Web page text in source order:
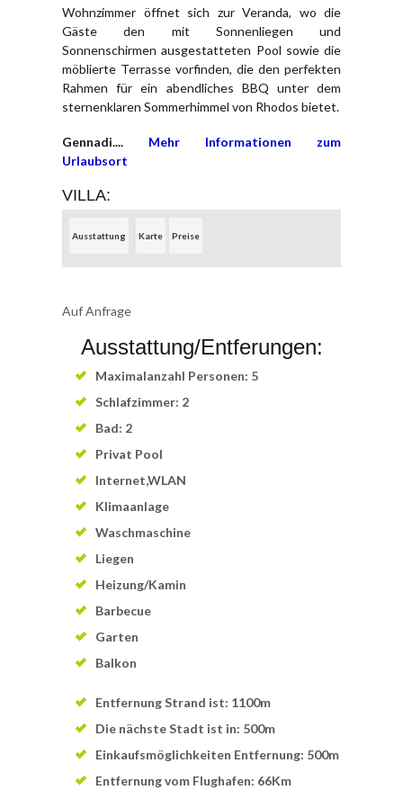
Wohnzimmer öffnet sich zur Veranda, wo die
Gäste den mit Sonnenliegen und
Sonnenschirmen ausgestatteten Pool sowie die
möblierte Terrasse vorfinden, die den perfekten
Rahmen für ein abendliches BBQ unter dem
sternenklaren Sommerhimmel von Rhodos bietet.
Gennadi.... Mehr Informationen zum
Urlaubsort
VILLA:
Ausstattung Karte Preise
Auf Anfrage
Ausstattung/Entferungen:
Maximalanzahl Personen: 5
Schlafzimmer: 2
Bad: 2
Privat Pool
Internet,WLAN
Klimaanlage
Waschmaschine
Liegen
Heizung/Kamin
Barbecue
Garten
Balkon
Entfernung Strand ist: 1100m
Die nächste Stadt ist in: 500m
Einkaufsmöglichkeiten Entfernung: 500m
Entfernung vom Flughafen: 66Km